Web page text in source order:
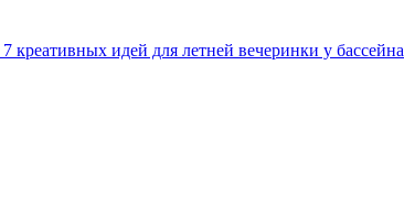
7 креативных идей для летней вечеринки у бассейна